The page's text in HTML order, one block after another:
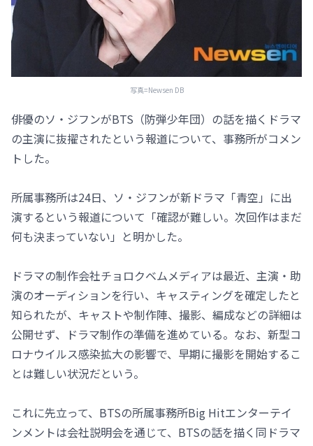
写真=Newsen DB
俳優のソ・ジフンがBTS（防弾少年団）の話を描くドラマ
の主演に抜擢されたという報道について、事務所がコメン
トした。
所属事務所は24日、ソ・ジフンが新ドラマ「青空」に出
演するという報道について「確認が難しい。次回作はまだ
何も決まっていない」と明かした。
ドラマの制作会社チョロクベムメディアは最近、主演・助
演のオーディションを行い、キャスティングを確定したと
知られたが、キャストや制作陣、撮影、編成などの詳細は
公開せず、ドラマ制作の準備を進めている。なお、新型コ
ロナウイルス感染拡大の影響で、早期に撮影を開始するこ
とは難しい状況だという。
これに先立って、BTSの所属事務所Big Hitエンターテイ
ンメントは会社説明会を通じて、BTSの話を描く同ドラマ